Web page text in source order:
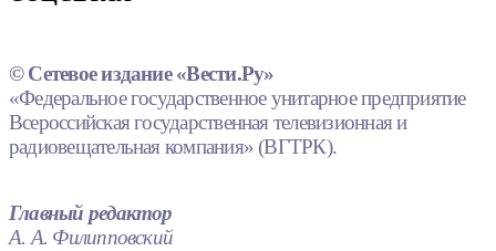
© Сетевое издание «Вести.Ру»
«Федеральное государственное унитарное предприятие
Всероссийская государственная телевизионная и
радиовещательная компания» (ВГТРК).
Главный редактор
А. А. Филипповский